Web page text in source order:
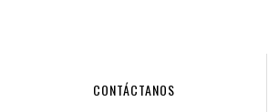
Secondary
CONTÁCTANOS